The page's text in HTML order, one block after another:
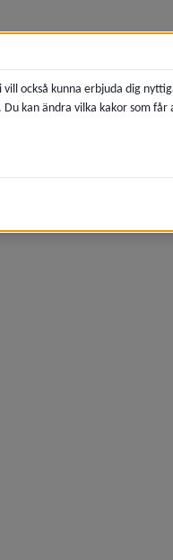
också kunna erbjuda dig
kan ändra vilka kakor som får